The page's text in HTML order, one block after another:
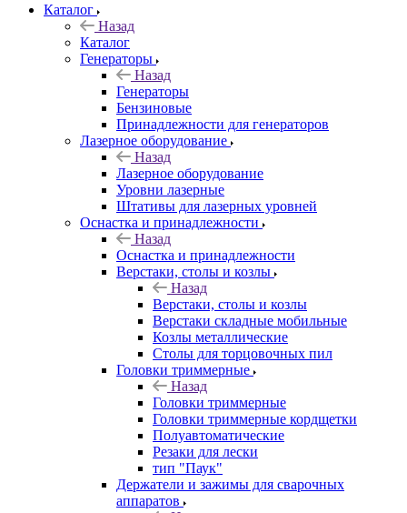
Каталог
Назад
Каталог
Генераторы
Назад
Генераторы
Бензиновые
Принадлежности для генераторов
Лазерное оборудование
Назад
Лазерное оборудование
Уровни лазерные
Штативы для лазерных уровней
Оснастка и принадлежности
Назад
Оснастка и принадлежности
Верстаки, столы и козлы
Назад
Верстаки, столы и козлы
Верстаки складные мобильные
Козлы металлические
Столы для торцовочных пил
Головки триммерные
Назад
Головки триммерные
Головки триммерные кордщетки
Полуавтоматические
Резаки для лески
тип "Паук"
Держатели и зажимы для сварочных
аппаратов